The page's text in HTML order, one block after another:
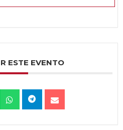
ESTE EVENTO